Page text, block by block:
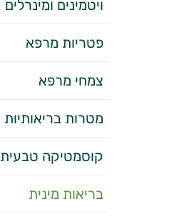
ויטמינים ומינרלים
פטריות מרפא
צמחי מרפא
מטרות בריאותיות
קוסמטיקה טבעית
בריאות מינית